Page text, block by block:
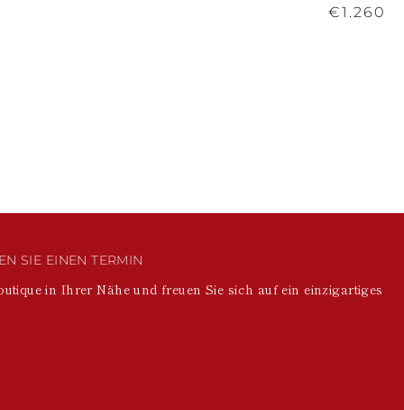
€1.260
SIE EINEN TERMIN
in Ihrer Nähe und freuen Sie sich auf ein einzigartiges